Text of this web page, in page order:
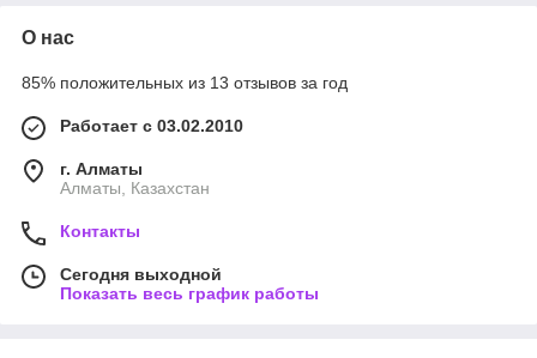
О нас
85% положительных из 13 отзывов за год
Работает с 03.02.2010
г. Алматы
Алматы, Казахстан
Контакты
Сегодня выходной
Показать весь график работы